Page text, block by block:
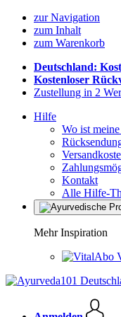
zur Navigation
zum Inhalt
zum Warenkorb
Deutschland:
Kostenloser
Zustellung in 2
Hilfe
Wo ist
Kontakt
Alle Hilfe-
Mehr Inspiration